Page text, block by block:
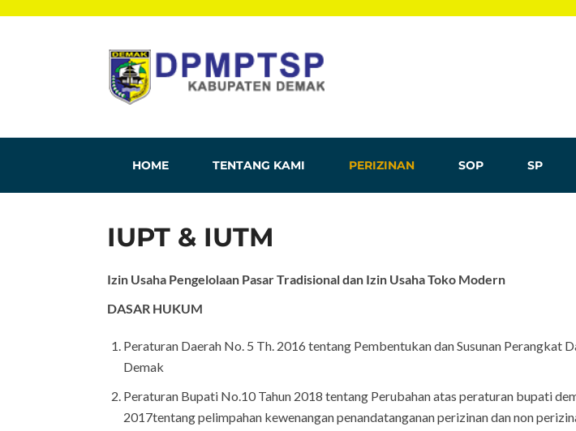
HOME TENTANG KAMI PERIZINAN SOP SP
IUPT & IUTM
Izin Usaha Pengelolaan Pasar Tradisional dan Izin Usaha Toko Modern
DASAR HUKUM
Peraturan Daerah No. 5 Th. 2016 tentang Pembentukan dan Susunan Perangkat
Demak
Peraturan Bupati No.10 Tahun 2018 tentang Perubahan atas peraturan bupati
2017tentang pelimpahan kewenangan penandatanganan perizinan dan non